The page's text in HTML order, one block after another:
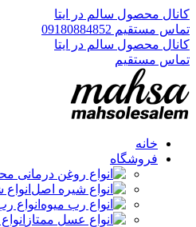
کانال محصول سالم در ایتا
تماس مستقیم 09180884852
کانال محصول سالم در ایتا
تماس مستقیم
خانه
فروشگاه
انواع